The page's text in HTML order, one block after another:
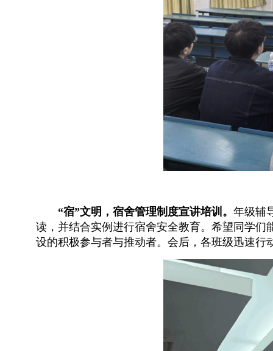
“宿”文明，宿舍管理制度宣讲培训。 年级辅
读，并结合实例进行宿舍安全教育。希望同学
设的积极参与者与推动者。会后，各班级迅速